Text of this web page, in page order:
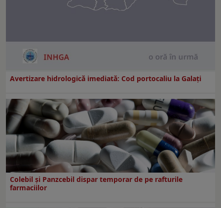
Avertizare hidrologică imediată: Cod portocaliu la Galaţi
Colebil și Panzcebil dispar temporar de pe rafturile
farmaciilor